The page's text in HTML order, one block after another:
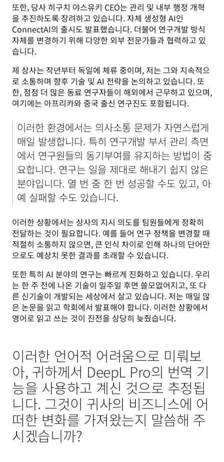
또한, 당사 히구치 야스유키 CEO는 관리 및 내부 행정 개혁
을 추진하도록 장려하고 있습니다. 자체 생성형 AI인
ConnectAI의 출시도 발표했습니다. 더불어 연구개발 방식
자체를 변경하기 위해 다양한 외부 전문가들과 협력하고 있
습니다.
제 상사는 작년부터 독일에 체류 중이며, 저는 그와 지속적으
로 소통하며 향후 기술 및 AI 전략을 논의하고 있습니다. 또
한, 점점 더 많은 동료 연구자들이 해외에서 근무하고 있으며,
여기에는 아프리카와 중국 출신 연구진도 포함됩니다.
이러한 환경에서는 의사소통 문제가 자연스럽게
매일 발생합니다. 특히 연구개발 부서 관리 측면
에서 연구원들의 동기부여를 유지하는 방법이 중
요합니다. 연구는 일을 제대로 해내기 쉽지 않은
분야입니다. 열 번 중 한 번 성공할 수도 있고, 아
예 실패할 수도 있습니다.
이러한 상황에서는 상사의 지시 의도를 팀원들에게 정확히
전달하는 것이 필요합니다. 예를 들어 연구 정책을 변경할 때
적절히 소통하지 않으면, 큰 인식 차이로 인해 하나의 단어만
으로도 예상치 못한 결과를 초래할 수 있습니다.
또한 특히 AI 분야의 연구는 빠르게 진화하고 있습니다. 우리
는 한 주 전에 나온 기술이 일주일 후면 쓸모없어지고, 또 다
른 신기술이 개발되는 세상에서 살고 있습니다. 저는 매일 많
은 논문을 읽고 학회에서 발표해야 합니다. 이러한 상황에서
영어로 읽고 쓰는 것이 진전을 상당히 늦췄습니다.
이러한 언어적 어려움으로 미뤄보
아, 귀하께서 DeepL Pro의 번역 기
능을 사용하고 계신 것으로 추정됩
니다. 그것이 귀사의 비즈니스에 어
떠한 변화를 가져왔는지 말씀해 주
시겠습니까?